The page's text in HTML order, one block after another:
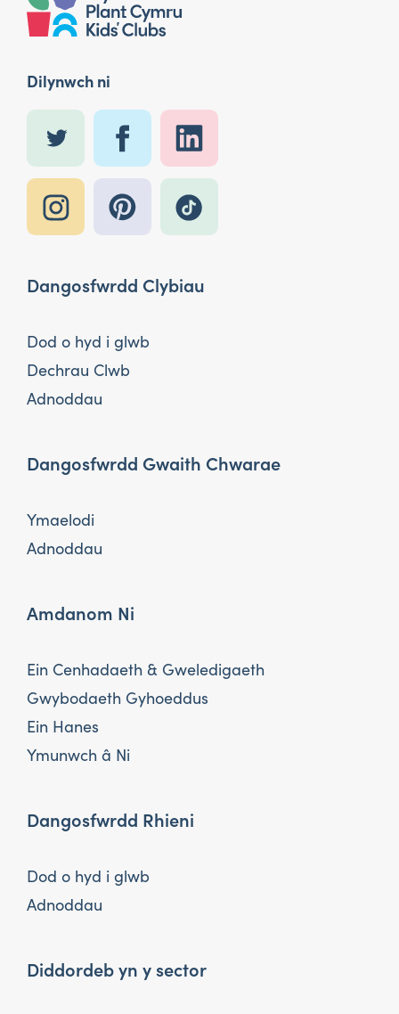
Dilynwch ni
Dangosfwrdd Clybiau
Dod o hyd i glwb
Dechrau Clwb
Adnoddau
Dangosfwrdd Gwaith Chwarae
Ymaelodi
Adnoddau
Amdanom Ni
Ein Cenhadaeth & Gweledigaeth
Gwybodaeth Gyhoeddus
Ein Hanes
Ymunwch â Ni
Dangosfwrdd Rhieni
Dod o hyd i glwb
Adnoddau
Diddordeb yn y sector